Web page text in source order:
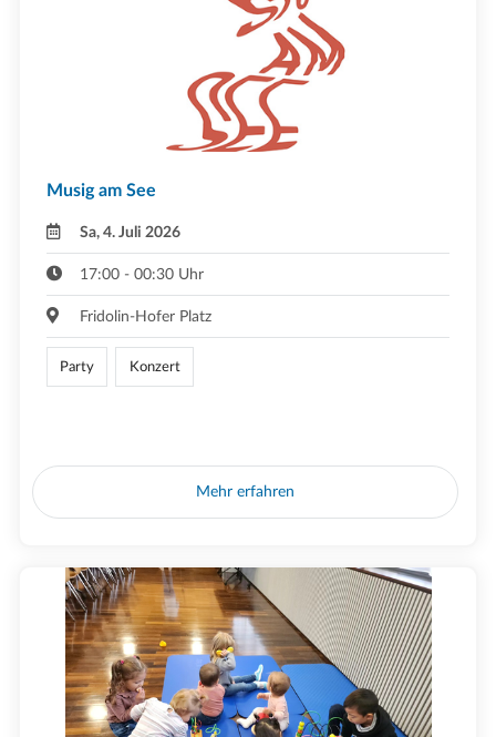
Musig am See
Sa, 4. Juli 2026
17:00 - 00:30 Uhr
Fridolin-Hofer Platz
Party Konzert
Mehr erfahren